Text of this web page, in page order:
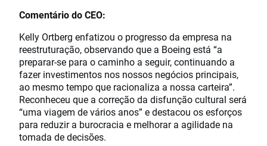
Comentário do CEO:
Kelly Ortberg enfatizou o progresso da empresa na
reestruturação, observando que a Boeing está “a
preparar-se para o caminho a seguir, continuando a
fazer investimentos nos nossos negócios principais,
ao mesmo tempo que racionaliza a nossa carteira”.
Reconheceu que a correção da disfunção cultural será
“uma viagem de vários anos” e destacou os esforços
para reduzir a burocracia e melhorar a agilidade na
tomada de decisões.